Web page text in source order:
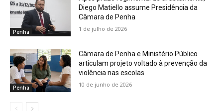
Penha
Diego Matiello assume Presidência da
Câmara de Penha
1 de julho de 2026
Penha
Câmara de Penha e Ministério Público
articulam projeto voltado à prevenção da
violência nas escolas
10 de junho de 2026